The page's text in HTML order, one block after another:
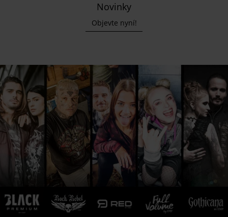
Novinky
Objevte nyní!